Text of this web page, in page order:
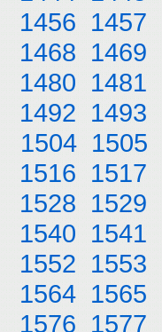
1456 1457
1468 1469
1480 1481
1492 1493
1504 1505
1516 1517
1528 1529
1540 1541
1552 1553
1564 1565
1576 1577